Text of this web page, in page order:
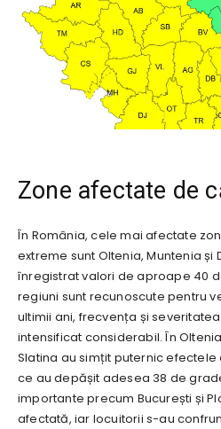
Zone afectate de
În România, cele mai afectate
extreme sunt Oltenia, Muntenia
înregistrat valori de aproape 40
regiuni sunt recunoscute pentru
ultimii ani, frecvența și
intensificat considerabil. În
Slatina au simțit puternic
ce au depășit adesea 38 de
importante precum București și
afectată, iar locuitorii s-au